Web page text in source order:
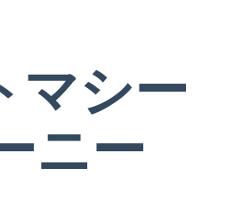
マシー
ニー